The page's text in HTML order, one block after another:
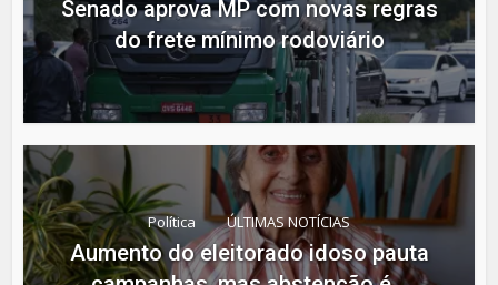
Senado aprova MP com novas regras
do frete mínimo rodoviário
Política ÚLTIMAS NOTÍCIAS
Aumento do eleitorado idoso pauta